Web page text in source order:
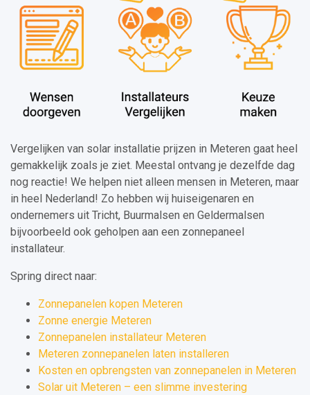
Vergelijken van solar installatie prijzen in Meteren gaat heel
gemakkelijk zoals je ziet. Meestal ontvang je dezelfde dag
nog reactie! We helpen niet alleen mensen in Meteren, maar
in heel Nederland! Zo hebben wij huiseigenaren en
ondernemers uit Tricht, Buurmalsen en Geldermalsen
bijvoorbeeld ook geholpen aan een zonnepaneel
installateur.
Spring direct naar:
Zonnepanelen kopen Meteren
Zonne energie Meteren
Zonnepanelen installateur Meteren
Meteren zonnepanelen laten installeren
Kosten en opbrengsten van zonnepanelen in Meteren
Solar uit Meteren – een slimme investering